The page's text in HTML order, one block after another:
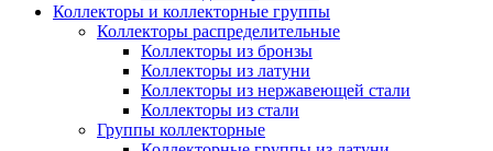
Коллекторы и коллекторные группы
Коллекторы распределительные
Коллекторы из бронзы
Коллекторы из латуни
Коллекторы из нержавеющей стали
Коллекторы из стали
Группы коллекторные